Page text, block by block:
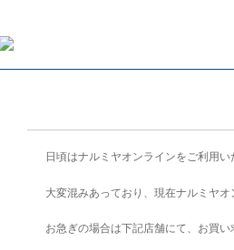
日頃はナルミヤオンラインをご利用
大変混みあっており、現在ナルミヤ
お急ぎの場合は下記店舗にて、お買い